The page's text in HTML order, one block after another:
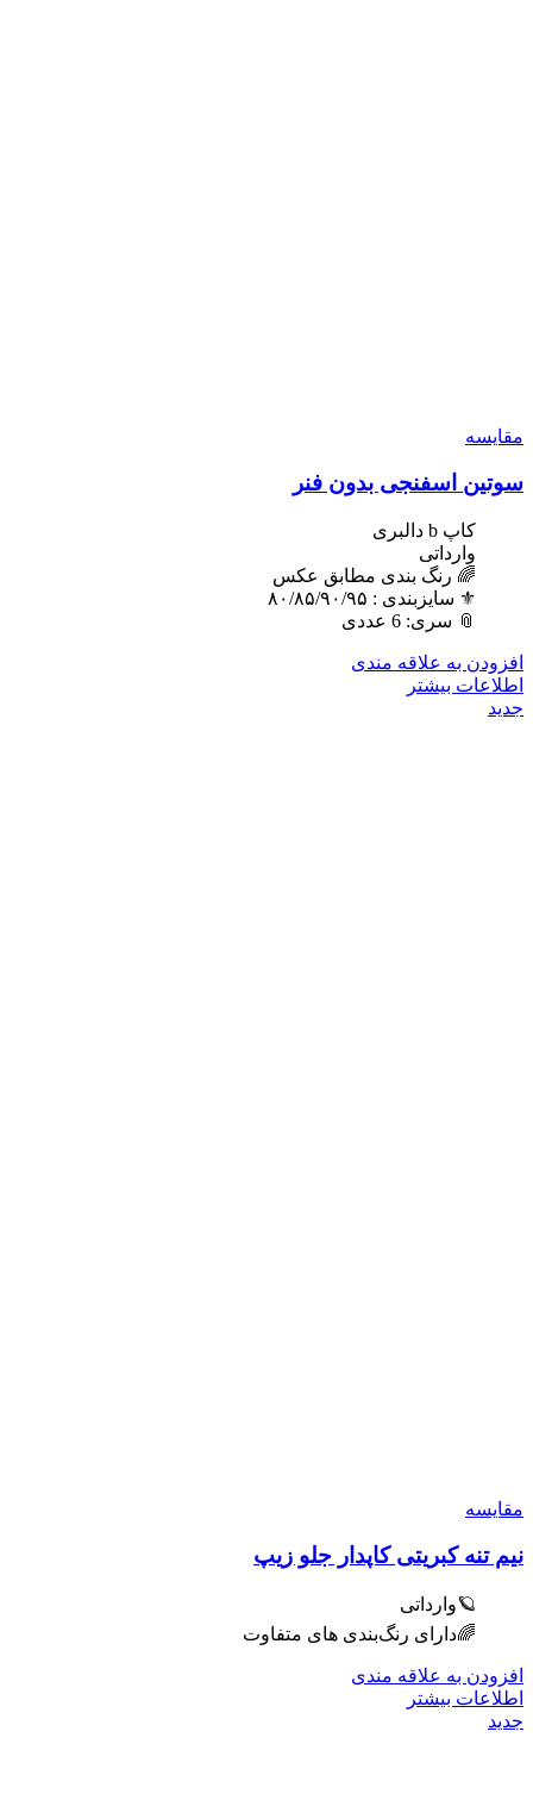
مقایسه
سوتین اسفنجی بدون فنر
کاپ b دالبری
وارداتی
🌈 رنگ بندی مطابق عکس
⚜️ سایزبندی : ٨٠/٨۵/٩٠/٩۵
📎 سری: 6 عددی
افزودن به علاقه مندی
اطلاعات بیشتر
جدید
مقایسه
نیم تنه کبریتی کاپدار جلو زیپ
🪐وارداتی
🌈دارای رنگ‌بندی های متفاوت
افزودن به علاقه مندی
اطلاعات بیشتر
جدید